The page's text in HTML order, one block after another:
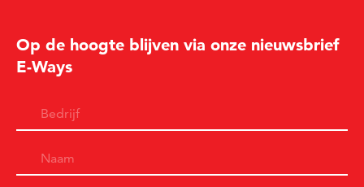
Op de hoogte blijven via onze nieuwsbrief
E-Ways